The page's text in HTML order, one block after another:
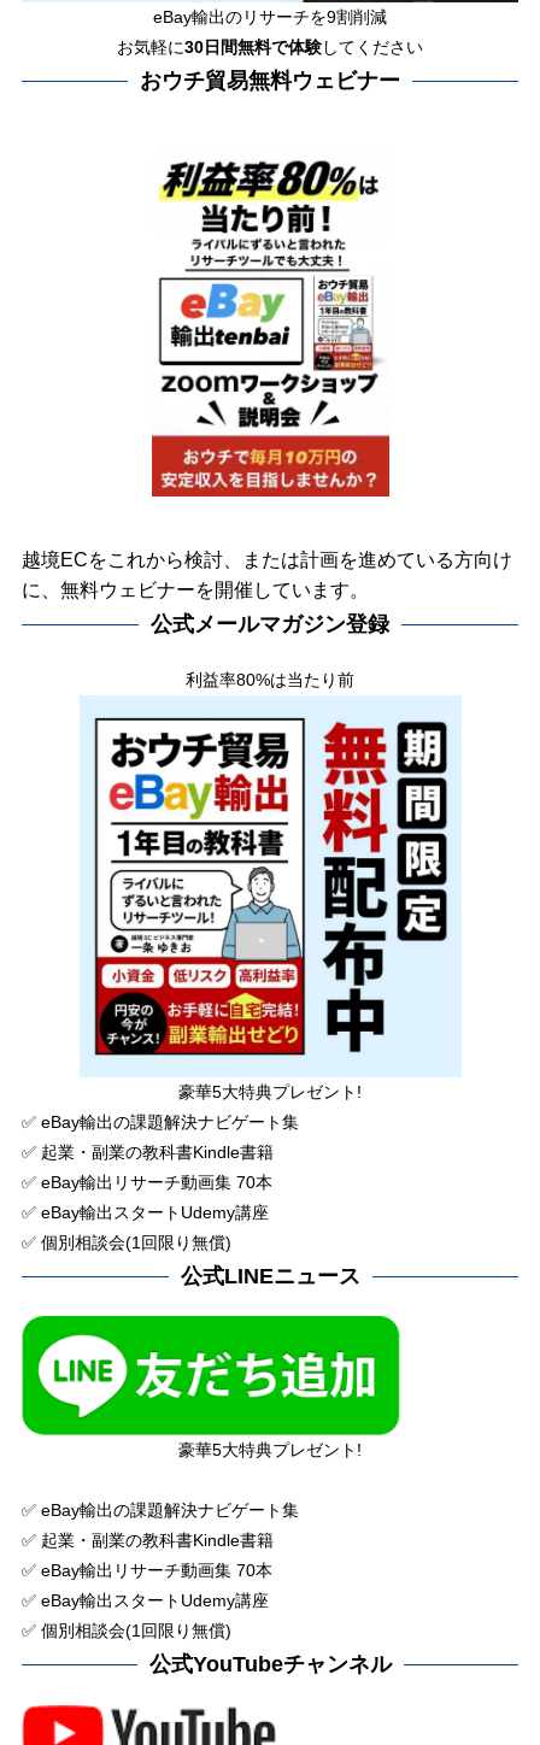
eBay輸出のリサーチを9割削減
お気軽に30日間無料で体験してください
おウチ貿易無料ウェビナー
越境ECをこれから検討、または計画を進めている方向け
に、無料ウェビナーを開催しています。
公式メールマガジン登録
利益率80%は当たり前
豪華5大特典プレゼント!
✅ eBay輸出の課題解決ナビゲート集
✅ 起業・副業の教科書Kindle書籍
✅ eBay輸出リサーチ動画集 70本
✅ eBay輸出スタートUdemy講座
✅ 個別相談会(1回限り無償)
公式LINEニュース
豪華5大特典プレゼント!
✅ eBay輸出の課題解決ナビゲート集
✅ 起業・副業の教科書Kindle書籍
✅ eBay輸出リサーチ動画集 70本
✅ eBay輸出スタートUdemy講座
✅ 個別相談会(1回限り無償)
公式YouTubeチャンネル